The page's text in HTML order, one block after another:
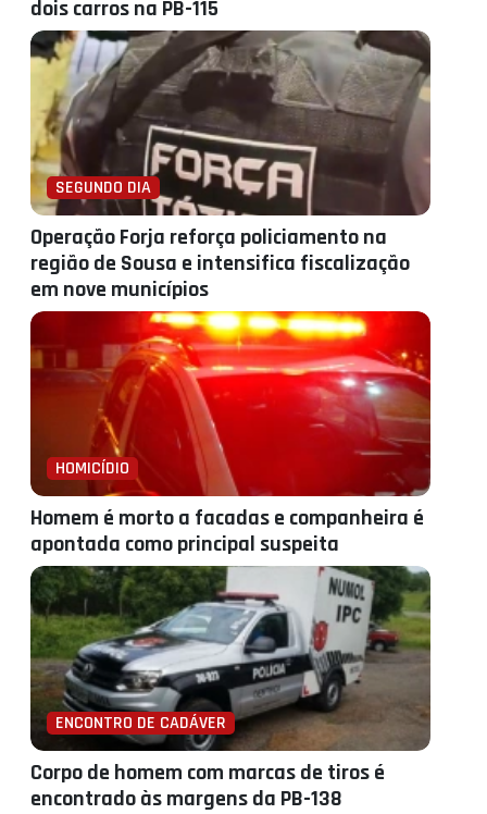
dois carros na PB-115
SEGUNDO DIA
Operação Forja reforça policiamento na
região de Sousa e intensifica fiscalização
em nove municípios
HOMICÍDIO
Homem é morto a facadas e companheira é
apontada como principal suspeita
ENCONTRO DE CADÁVER
Corpo de homem com marcas de tiros é
encontrado às margens da PB-138